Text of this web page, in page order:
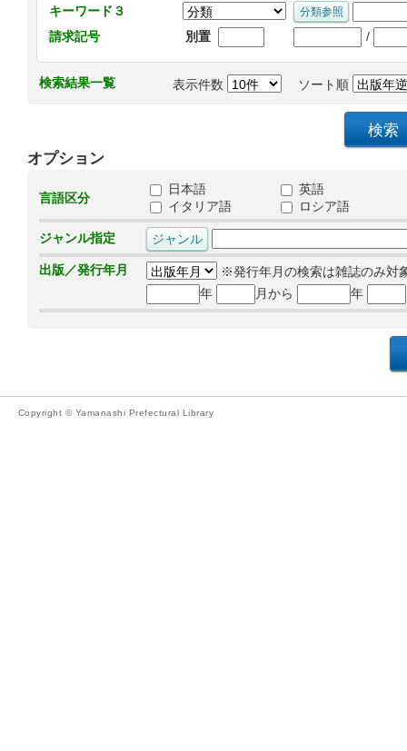
キーワード３
請求記号
別置 /
検索結果一覧 表示件数 ソート順
オプション
言語区分
日本語
英語
イタリア語
ロシア語
ジャンル指定
出版／発行年月
※発行年月の検索は雑誌のみ対
年
月から 年
Copyright © Yamanashi Prefectural Library